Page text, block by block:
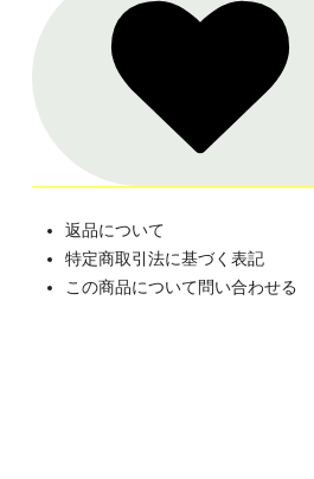
返品について
特定商取引法に基づく表記
この商品について問い合わせる